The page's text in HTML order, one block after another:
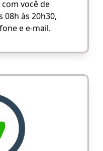
você de
08h às 20h30,
e e-mail.